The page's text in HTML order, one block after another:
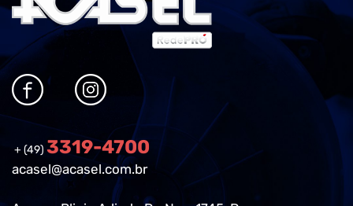
+ (49) 3319-4700
acasel@acasel.com.br